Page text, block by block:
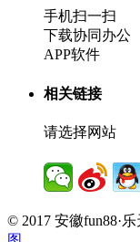
手机扫一扫
下载协同办公
APP软件
相关链接
请选择网站
© 2017 安徽fun88·